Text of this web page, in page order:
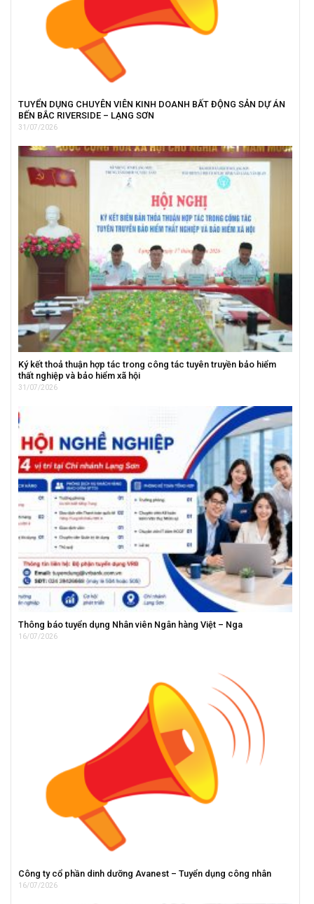
TUYỂN DỤNG CHUYÊN VIÊN KINH DOANH BẤT ĐỘNG SẢN DỰ ÁN
BẾN BẮC RIVERSIDE – LẠNG SƠN
31/07/2026
Ký kết thoả thuận hợp tác trong công tác tuyên truyền bảo hiểm
thất nghiệp và bảo hiểm xã hội
31/07/2026
Thông báo tuyển dụng Nhân viên Ngân hàng Việt – Nga
16/07/2026
Công ty cổ phần dinh dưỡng Avanest – Tuyển dụng công nhân
16/07/2026